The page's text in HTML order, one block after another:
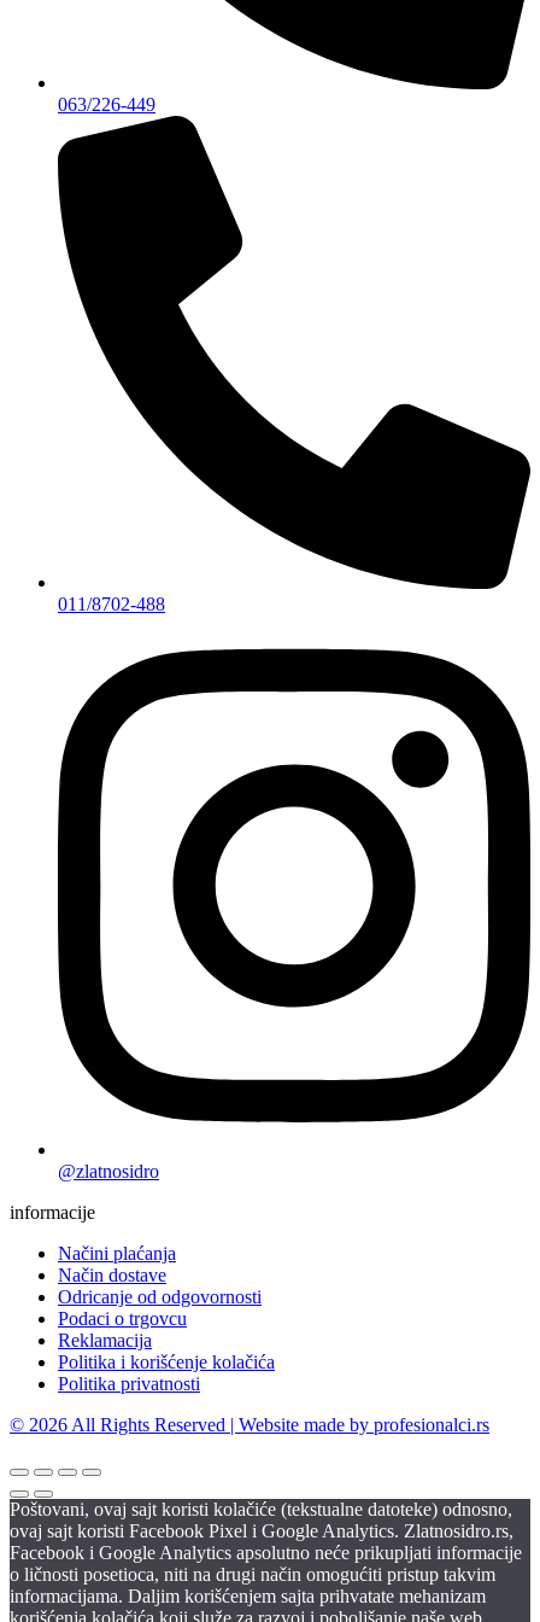
063/226-449
011/8702-488
@zlatnosidro
informacije
Načini plaćanja
Način dostave
Odricanje od odgovornosti
Podaci o trgovcu
Reklamacija
Politika i korišćenje kolačića
Politika privatnosti
© 2026 All Rights Reserved | Website made by profesionalci.rs
Poštovani, ovaj sajt koristi kolačiće (tekstualne datoteke) odnosno,
ovaj sajt koristi Facebook Pixel i Google Analytics. Zlatnosidro.rs,
Facebook i Google Analytics apsolutno neće prikupljati informacije
o ličnosti posetioca, niti na drugi način omogućiti pristup takvim
informacijama. Daljim korišćenjem sajta prihvatate mehanizam